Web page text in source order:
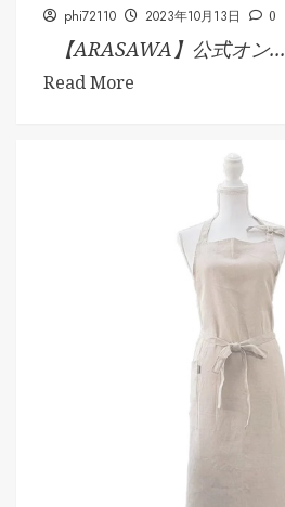
phi72110 2023年10月13日 0
【ARASAWA】公式オン...
Read More